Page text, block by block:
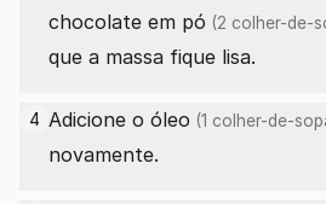
chocolate em pó (2 colher-de-
que a massa fique lisa.
4 Adicione o óleo (1 colher-de-
novamente.